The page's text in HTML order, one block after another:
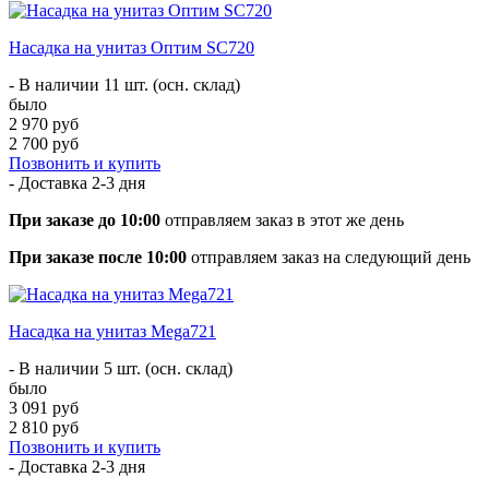
Насадка на унитаз Оптим SC720
- В наличии 11 шт. (осн. склад)
было
2 970 руб
2 700 руб
Позвонить и купить
- Доставка 2-3 дня
При заказе до 10:00 отправляем заказ в этот же день
При заказе после 10:00 отправляем заказ на следующий день
Насадка на унитаз Mega721
- В наличии 5 шт. (осн. склад)
было
3 091 руб
2 810 руб
Позвонить и купить
- Доставка 2-3 дня